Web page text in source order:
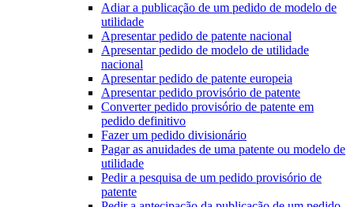
Adiar a publicação de um pedido de modelo de
utilidade
Apresentar pedido de patente nacional
Apresentar pedido de modelo de utilidade
nacional
Apresentar pedido de patente europeia
Apresentar pedido provisório de patente
Converter pedido provisório de patente em
pedido definitivo
Fazer um pedido divisionário
Pagar as anuidades de uma patente ou modelo de
utilidade
Pedir a pesquisa de um pedido provisório de
patente